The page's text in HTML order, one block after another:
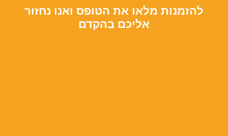
להזמנות מלאו את הטופס ואנו נחזור
אליכם בהקדם